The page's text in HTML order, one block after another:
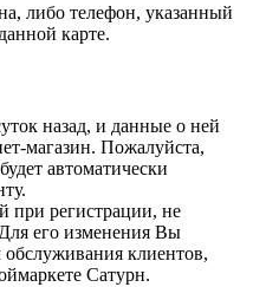
либо телефон, указанный
карте.
назад, и данные о ней
магазин. Пожалуйста,
автоматически
при регистрации, не
его изменения Вы
клиентов,
Сатурн.